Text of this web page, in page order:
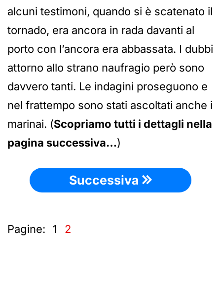
alcuni testimoni, quando si è scatenato il
tornado, era ancora in rada davanti al
porto con l’ancora era abbassata. I dubbi
attorno allo strano naufragio però sono
davvero tanti. Le indagini proseguono e
nel frattempo sono stati ascoltati anche i
marinai. (Scopriamo tutti i dettagli nella
pagina successiva…)
Successiva
Pagine: 1 2